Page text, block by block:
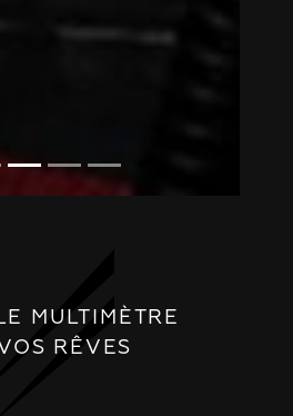
MULTIMÈTRE
RÊVES